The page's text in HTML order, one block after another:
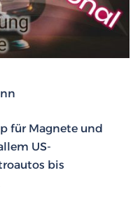
für Magnete und
US-
bis